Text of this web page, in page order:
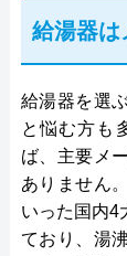
給湯器は
給湯器を選
と悩む方も
ば、主要メ
ありません
いった国内4
ており、湯